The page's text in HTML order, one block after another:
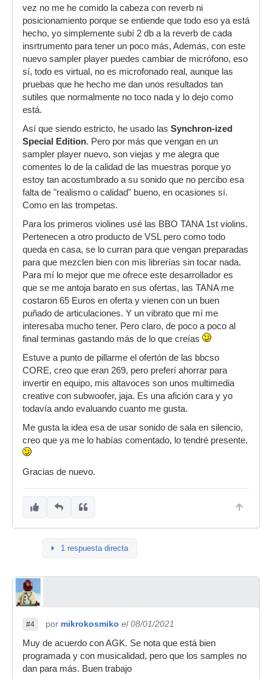
vez no me he comido la cabeza con reverb ni
posicionamiento porque se entiende que todo eso ya está
hecho, yo simplemente subí 2 db a la reverb de cada
insrtrumento para tener un poco más, Además, con este
nuevo sampler player puedes cambiar de micrófono, eso
sí, todo es virtual, no es microfonado real, aunque las
pruebas que he hecho me dan unos resultados tan
sutiles que normalmente no toco nada y lo dejo como
está.
Así que siendo estricto, he usado las Synchron-ized
Special Edition. Pero por más que vengan en un
sampler player nuevo, son viejas y me alegra que
comentes lo de la calidad de las muestras porque yo
estoy tan acostumbrado a su sonido que no percibo esa
falta de "realismo o calidad" bueno, en ocasiones sí.
Como en las trompetas.
Para los primeros violines usé las BBO TANA 1st violins.
Pertenecen a otro producto de VSL pero como todo
queda en casa, se lo curran para que vengan preparadas
para que mezclen bien con mis librerías sin tocar nada.
Para mí lo mejor que me ofrece este desarrollador es
que se me antoja barato en sus ofertas, las TANA me
costaron 65 Euros en oferta y vienen con un buen
puñado de articulaciones. Y un vibrato que mí me
interesaba mucho tener. Pero claro, de poco a poco al
final terminas gastando más de lo que creías
Estuve a punto de pillarme el ofertón de las bbcso
CORE, creo que eran 269, pero preferí ahorrar para
invertir en equipo, mis altavoces son unos multimedia
creative con subwoofer, jaja. Es una afición cara y yo
todavía ando evaluando cuanto me gusta.
Me gusta la idea esa de usar sonido de sala en silencio,
creo que ya me lo habías comentado, lo tendré presente.
Gracias de nuevo.
1 respuesta directa
#4 por mikrokosmiko el 08/01/2021
Muy de acuerdo con AGK. Se nota que está bien
programada y con musicalidad, pero que los samples no
dan para más. Buen trabajo